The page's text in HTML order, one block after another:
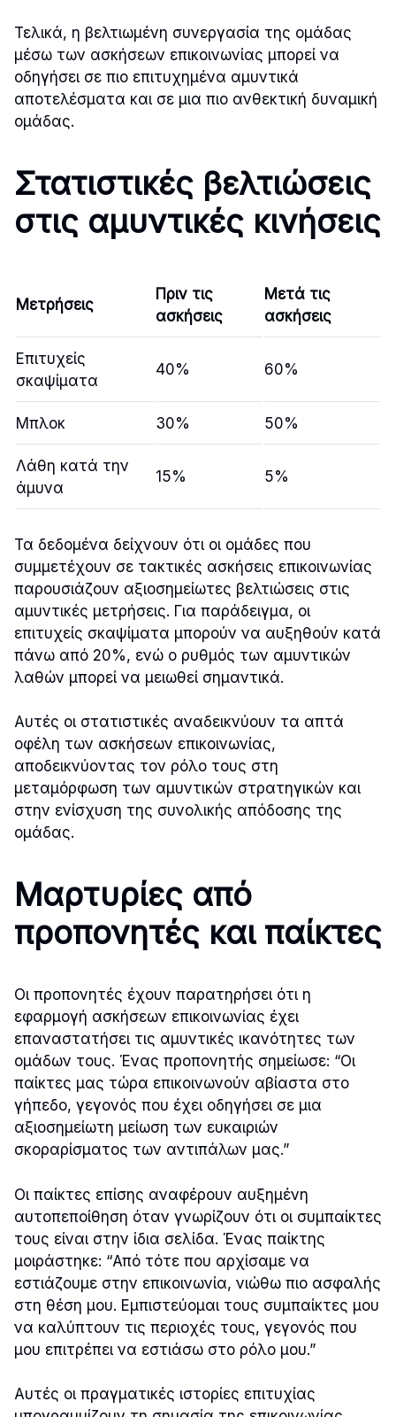
Τελικά, η βελτιωμένη συνεργασία της ομάδας
μέσω των ασκήσεων επικοινωνίας μπορεί να
οδηγήσει σε πιο επιτυχημένα αμυντικά
αποτελέσματα και σε μια πιο ανθεκτική δυναμική
ομάδας.
Στατιστικές βελτιώσεις
στις αμυντικές κινήσεις
Μετρήσεις
Πριν τις
ασκήσεις
Μετά τις
ασκήσεις
Επιτυχείς
σκαψίματα
40% 60%
Μπλοκ 30% 50%
Λάθη κατά την
άμυνα
15% 5%
Τα δεδομένα δείχνουν ότι οι ομάδες που
συμμετέχουν σε τακτικές ασκήσεις επικοινωνίας
παρουσιάζουν αξιοσημείωτες βελτιώσεις στις
αμυντικές μετρήσεις. Για παράδειγμα, οι
επιτυχείς σκαψίματα μπορούν να αυξηθούν κατά
πάνω από 20%, ενώ ο ρυθμός των αμυντικών
λαθών μπορεί να μειωθεί σημαντικά.
Αυτές οι στατιστικές αναδεικνύουν τα απτά
οφέλη των ασκήσεων επικοινωνίας,
αποδεικνύοντας τον ρόλο τους στη
μεταμόρφωση των αμυντικών στρατηγικών και
στην ενίσχυση της συνολικής απόδοσης της
ομάδας.
Μαρτυρίες από
προπονητές και παίκτες
Οι προπονητές έχουν παρατηρήσει ότι η
εφαρμογή ασκήσεων επικοινωνίας έχει
επαναστατήσει τις αμυντικές ικανότητες των
ομάδων τους. Ένας προπονητής σημείωσε: “Οι
παίκτες μας τώρα επικοινωνούν αβίαστα στο
γήπεδο, γεγονός που έχει οδηγήσει σε μια
αξιοσημείωτη μείωση των ευκαιριών
σκοραρίσματος των αντιπάλων μας.”
Οι παίκτες επίσης αναφέρουν αυξημένη
αυτοπεποίθηση όταν γνωρίζουν ότι οι συμπαίκτες
τους είναι στην ίδια σελίδα. Ένας παίκτης
μοιράστηκε: “Από τότε που αρχίσαμε να
εστιάζουμε στην επικοινωνία, νιώθω πιο ασφαλής
στη θέση μου. Εμπιστεύομαι τους συμπαίκτες μου
να καλύπτουν τις περιοχές τους, γεγονός που
μου επιτρέπει να εστιάσω στο ρόλο μου.”
Αυτές οι πραγματικές ιστορίες επιτυχίας